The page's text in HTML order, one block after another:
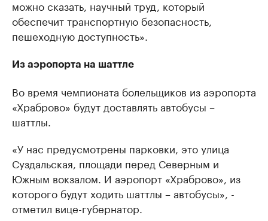
можно сказать, научный труд, который
обеспечит транспортную безопасность,
пешеходную доступность».
Из аэропорта на шаттле
Во время чемпионата болельщиков из аэропорта
«Храброво» будут доставлять автобусы –
шаттлы.
«У нас предусмотрены парковки, это улица
Суздальская, площади перед Северным и
Южным вокзалом. И аэропорт «Храброво», из
которого будут ходить шаттлы – автобусы», -
отметил вице-губернатор.